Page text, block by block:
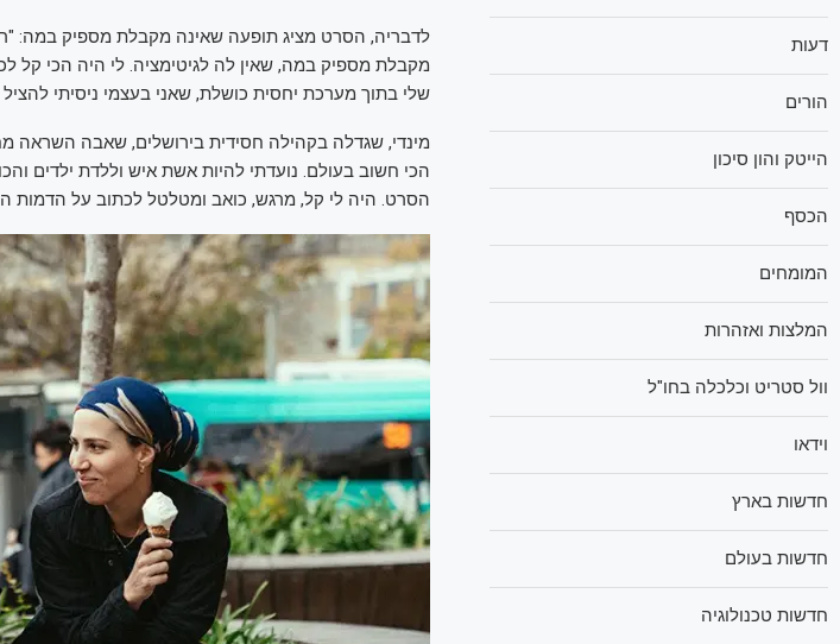
לדבריה, הסרט מציג תופעה שאינה מקבלת מספיק במה:
מקבלת מספיק במה, שאין לה לגיטימציה. לי היה הכי קל
שלי בתוך מערכת יחסית כושלת, שאני בעצמי ניסיתי להציל
מינדי, שגדלה בקהילה חסידית בירושלים, שאבה השראה
הכי חשוב בעולם. נועדתי להיות אשת איש וללדת ילדים
הסרט. היה לי קל, מרגש, כואב ומטלטל לכתוב על הדמות
דעות
הורים
הייטק והון סיכון
הכסף
המומחים
המלצות ואזהרות
וול סטריט וכלכלה בחו"ל
וידאו
חדשות בארץ
חדשות בעולם
חדשות טכנולוגיה